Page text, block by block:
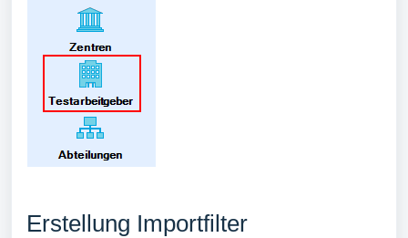
Erstellung Importfilter